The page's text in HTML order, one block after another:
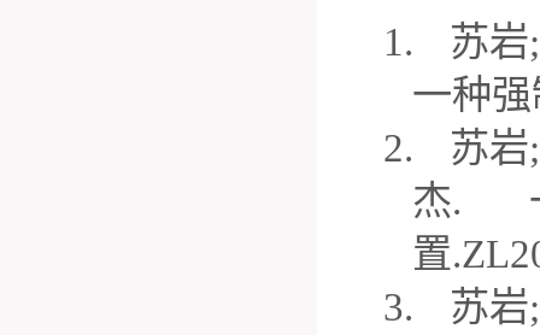
1. 苏岩;
一种
2.
苏岩;
杰.
置
3.
苏岩;